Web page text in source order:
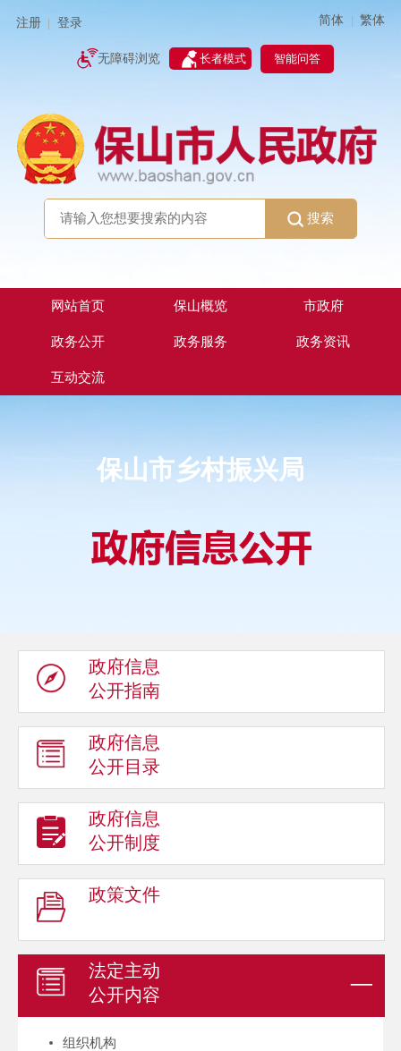
注册 登录 简体 | 繁体
无障碍浏览 长者模式 智能问答
搜索
网站首页 保山概览 市政府
政务公开 政务服务 政务资讯
互动交流
保山市乡村振兴局
政府信息
公开指南
政府信息
公开目录
政府信息
公开制度
政策文件
法定主动
公开内容
组织机构